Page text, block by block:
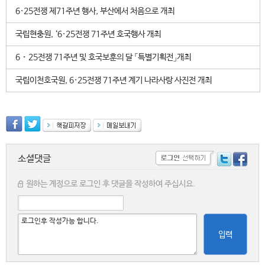
6·25전쟁 제71주년 행사, 부산에서 처음으로 개최
국립현충원, ‘6·25전쟁 71주년 호국행사 개최
6・25전쟁 71주년 및 호국보훈의 달 「특별기획전」개최
국립이천호국원, 6·25전쟁 71주년 계기 나라사랑 사진전 개최
소셜댓글
원하는 계정으로 로그인 후 댓글을 작성하여 주십시요.
입력